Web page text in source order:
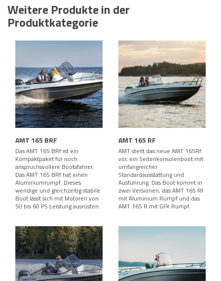
Weitere Produkte in der
Produktkategorie
AMT 165 BRF
Das AMT 165 BRf ist ein
Kompaktpaket für noch
anspruchsvollere Bootsfahrer.
Das AMT 165 BRf hat einen
Aluminiumrumpf. Dieses
wendige und gleichzeitig stabile
Boot lässt sich mit Motoren von
50 bis 60 PS Leistung ausrüsten.
AMT 165 RF
AMT stellt das neue AMT 165Rf
vor, ein Seitenkonsolenboot mit
umfangreicher
Standardausstattung und
Ausführung. Das Boot kommt in
zwei Versionen, das AMT 165 Rf
mit Aluminium Rumpf und das
AMT 165 R mit GFK Rumpf.